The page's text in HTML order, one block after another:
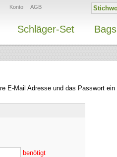
Konto AGB
Schläger-Set Bags
E-Mail Adresse und das Passwort ein
benötigt